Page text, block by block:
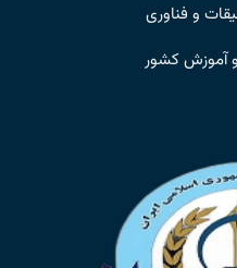
و فناوری
آموزش کشور